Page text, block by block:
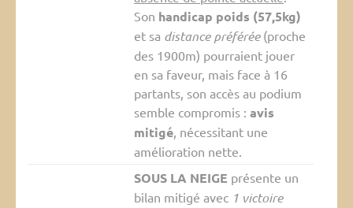
Son handicap poids (57,5kg)
et sa distance préférée(proche
des 1900m) pourraient jouer
en sa faveur, mais face à 16
partants, son accès au podium
semble compromis : avis
mitigé, nécessitant une
amélioration nette.
SOUS LA NEIGE présente un
bilan mitigé avec 1 victoire